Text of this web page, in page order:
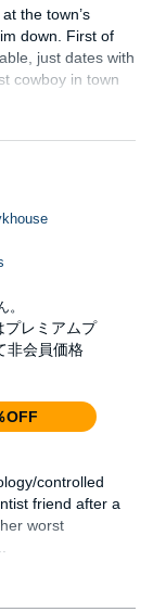
the town’s
down. First of
just dates with
cowboy in town
プレミアムプ
非会員価格
OFF
controlled
friend after a
worst